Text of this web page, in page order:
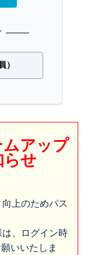
）
ムアップ
せ
上のためパス
、ログイン時
いいたしま